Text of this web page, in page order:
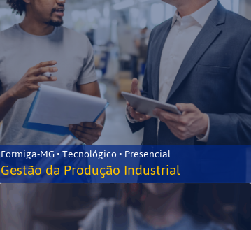
Formiga-MG • Tecnológico • Presencial
Gestão da Produção Industrial